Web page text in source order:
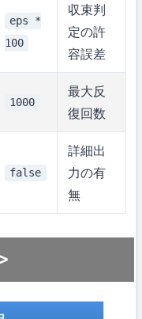
eps *
100
収束判
定の許
容誤差
1000
最大反
復回数
false
詳細出
力の有
無